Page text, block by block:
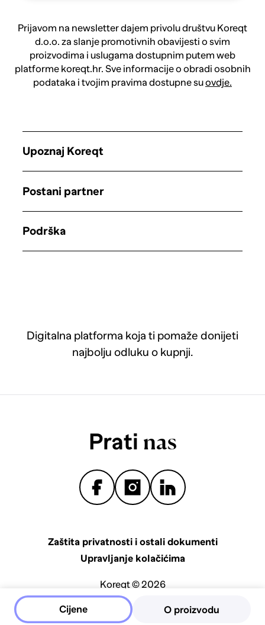
Cijene
Prijavom na newsletter dajem privolu društvu Koreqt
d.o.o. za slanje promotivnih obavijesti o svim
proizvodima i uslugama dostupnim putem web
platforme koreqt.hr. Sve informacije o obradi osobnih
podataka i tvojim pravima dostupne suovdje.
Digitalna platforma koja ti pomaže donijeti
najbolju odluku o kupnji.
Upoznaj Koreqt
Postani partner
Podrška
Prati nas
Zaštita privatnosti i ostali dokumenti
Upravljanje kolačićima
Koreqt © 2026